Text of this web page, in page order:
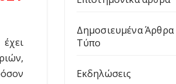
Δημοσιευμένα Άρθρα
Τύπο
Εκδηλώσεις